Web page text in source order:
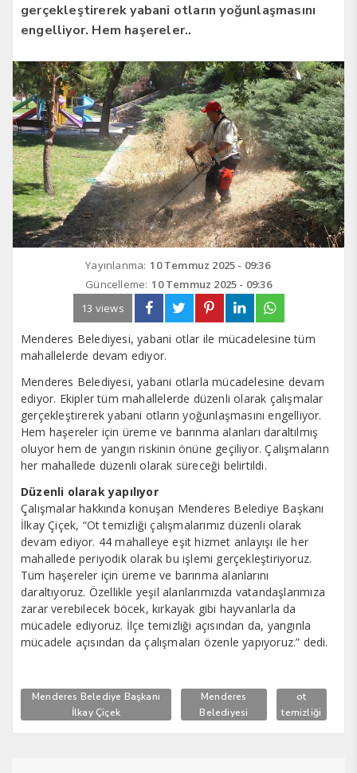
gerçekleştirerek yabani otların yoğunlaşmasını
engelliyor. Hem haşereler..
Yayınlanma: 10 Temmuz 2025 - 09:36
Güncelleme: 10 Temmuz 2025 - 09:36
13 views
Menderes Belediyesi, yabani otlar ile mücadelesine tüm
mahallelerde devam ediyor.
Menderes Belediyesi, yabani otlarla mücadelesine devam
ediyor. Ekipler tüm mahallelerde düzenli olarak çalışmalar
gerçekleştirerek yabani otların yoğunlaşmasını engelliyor.
Hem haşereler için üreme ve barınma alanları daraltılmış
oluyor hem de yangın riskinin önüne geçiliyor. Çalışmaların
her mahallede düzenli olarak süreceği belirtildi.
Düzenli olarak yapılıyor
Çalışmalar hakkında konuşan Menderes Belediye Başkanı
İlkay Çiçek, “Ot temizliği çalışmalarımız düzenli olarak
devam ediyor. 44 mahalleye eşit hizmet anlayışı ile her
mahallede periyodik olarak bu işlemi gerçekleştiriyoruz.
Tüm haşereler için üreme ve barınma alanlarını
daraltıyoruz. Özellikle yeşil alanlarımızda vatandaşlarımıza
zarar verebilecek böcek, kırkayak gibi hayvanlarla da
mücadele ediyoruz. İlçe temizliği açısından da, yangınla
mücadele açısından da çalışmaları özenle yapıyoruz.” dedi.
Menderes Belediye Başkanı
İlkay Çiçek
Menderes
Belediyesi
ot
temizliği